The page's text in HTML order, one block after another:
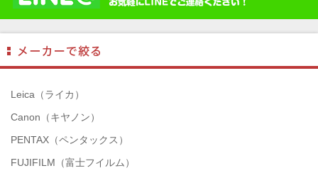
Leica（ライカ）
Canon（キヤノン）
PENTAX（ペンタックス）
FUJIFILM（富士フイルム）